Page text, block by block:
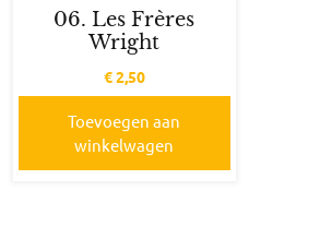
06. Les Frères
Wright
€2,50
Toevoegen aan
winkelwagen